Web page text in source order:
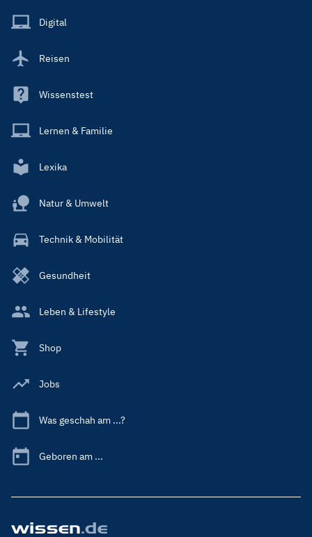
Main
Digital
Reisen
Wissenstest
Lernen & Familie
Lexika
Natur & Umwelt
Technik & Mobilität
Gesundheit
Leben & Lifestyle
Shop
Jobs
Was geschah am ...?
Geboren am ...